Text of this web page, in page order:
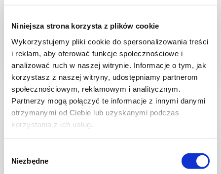
Niniejsza strona korzysta z plików cookie
Wykorzystujemy pliki cookie do spersonalizowania treści
i reklam, aby oferować funkcje społecznościowe i
analizować ruch w naszej witrynie. Informacje o tym, jak
korzystasz z naszej witryny, udostępniamy partnerom
społecznościowym, reklamowym i analitycznym.
Partnerzy mogą połączyć te informacje z innymi danymi
otrzymanymi od Ciebie lub uzyskanymi podczas
korzystania z ich usług.
zgody
Niezbędne
30 min. 1531 kcal 8